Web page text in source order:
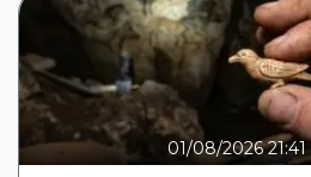
01/08/2026 21:41